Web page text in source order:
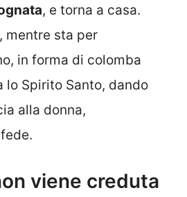
, e torna a casa.
mentre sta per
in forma di colomba
lo Spirito Santo, dando
alla donna,
viene creduta